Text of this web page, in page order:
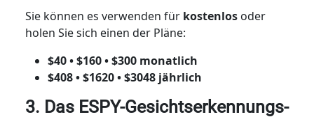
Sie können es verwenden für kostenlosoder
holen Sie sich einen der Pläne:
$40 • $160 • $300 monatlich
$408 • $1620 • $3048 jährlich
3. Das ESPY-Gesichtserkennungs-